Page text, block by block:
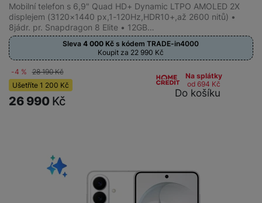
Mobilní telefon s 6,9" Quad HD+ Dynamic LTPO AMOLED 2X
displejem (3120×1440 px,1-120Hz,HDR10+,až 2600 nitů) •
8jádr. pr. Snapdragon 8 Elite • 12GB…
Sleva4 000Kč s kódemTRADE-in4000
Koupit za 22 990 Kč
-4 % 28 190Kč
Ušetříte 1 200 Kč
26 990 Kč
Na splátky
od 694 Kč
Do košíku